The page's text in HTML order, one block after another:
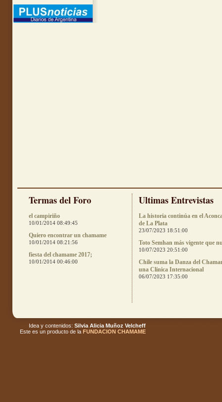
Termas del Foro
el campiriño
10/01/2014 08:49:45
Quiero encontrar un chamame
10/01/2014 08:21:56
fiesta del chamame 2017;
10/01/2014 00:46:00
Ultimas Entrevistas
La historia continúa en el
de La Plata
23/07/2023 18:51:00
Toto Semhan más vigente que
10/07/2023 20:51:00
Chile suma la Danza del
una Clínica Internacional
06/07/2023 17:35:00
Idea y contenidos: Silvia Alicia Muñoz Velcheff
Este es un producto de la FUNDACION CHAMAME